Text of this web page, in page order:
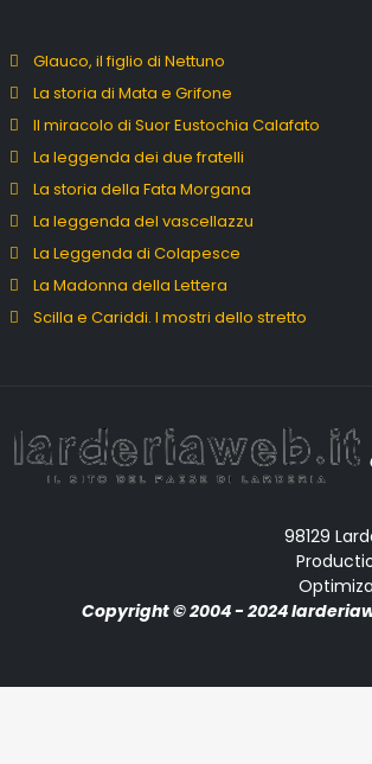
Glauco, il figlio di Nettuno
La storia di Mata e Grifone
Il miracolo di Suor Eustochia Calafato
La leggenda dei due fratelli
La storia della Fata Morgana
La leggenda del vascellazzu
La Leggenda di Colapesce
La Madonna della Lettera
Scilla e Cariddi. I mostri dello stretto
98129
Copyright © 2004 - 2024